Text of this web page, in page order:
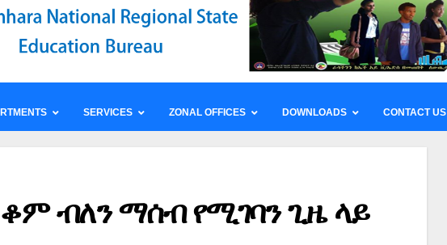
SERVICES ZONAL OFFICES DOWNLOADS CONTACT US
ብለን ማሰብ የሚገባን ጊዜ ላይ